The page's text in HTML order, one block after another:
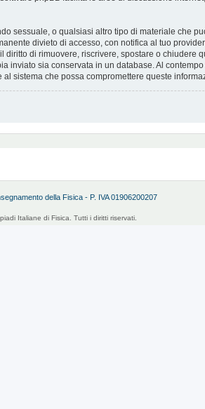
sessuale, o qualsiasi altro tipo di materiale che
divieto di accesso, con notifica al tuo
di rimuovere, riscrivere, spostare o
sia conservata in un database. Al
sistema che possa compromettere queste
della Fisica - P. IVA 01906200207
Italiane di Fisica. Tutti i diritti riservati.